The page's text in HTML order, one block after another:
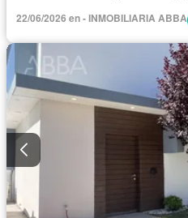
22/06/2026 en - INMOBILIARIA ABBA